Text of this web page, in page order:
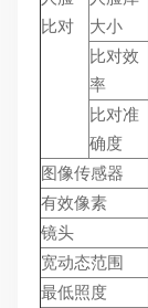
比对
大小
比对效
率
比对准
确度
图像传感器
有效像素
镜头
宽动态范围
最低照度